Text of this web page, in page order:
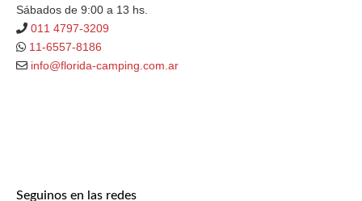
Sábados de 9:00 a 13 hs.
011 4797-3209
11-6557-8186
info@florida-camping.com.ar
Seguinos en las redes